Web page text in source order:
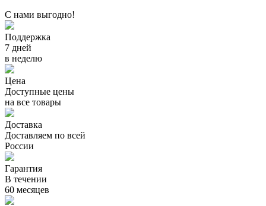
С нами выгодно!
Поддержка
7 дней
в неделю
Цена
Доступные цены
на все товары
Доставка
Доставляем по всей
России
Гарантия
В течении
60 месяцев